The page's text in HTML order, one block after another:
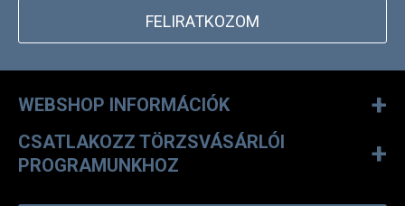
FELIRATKOZOM
WEBSHOP INFORMÁCIÓK +
CSATLAKOZZ TÖRZSVÁSÁRLÓI
PROGRAMUNKHOZ
+